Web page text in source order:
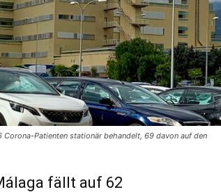
Patienten stationär behandelt, 69 davon auf den
fällt auf 62